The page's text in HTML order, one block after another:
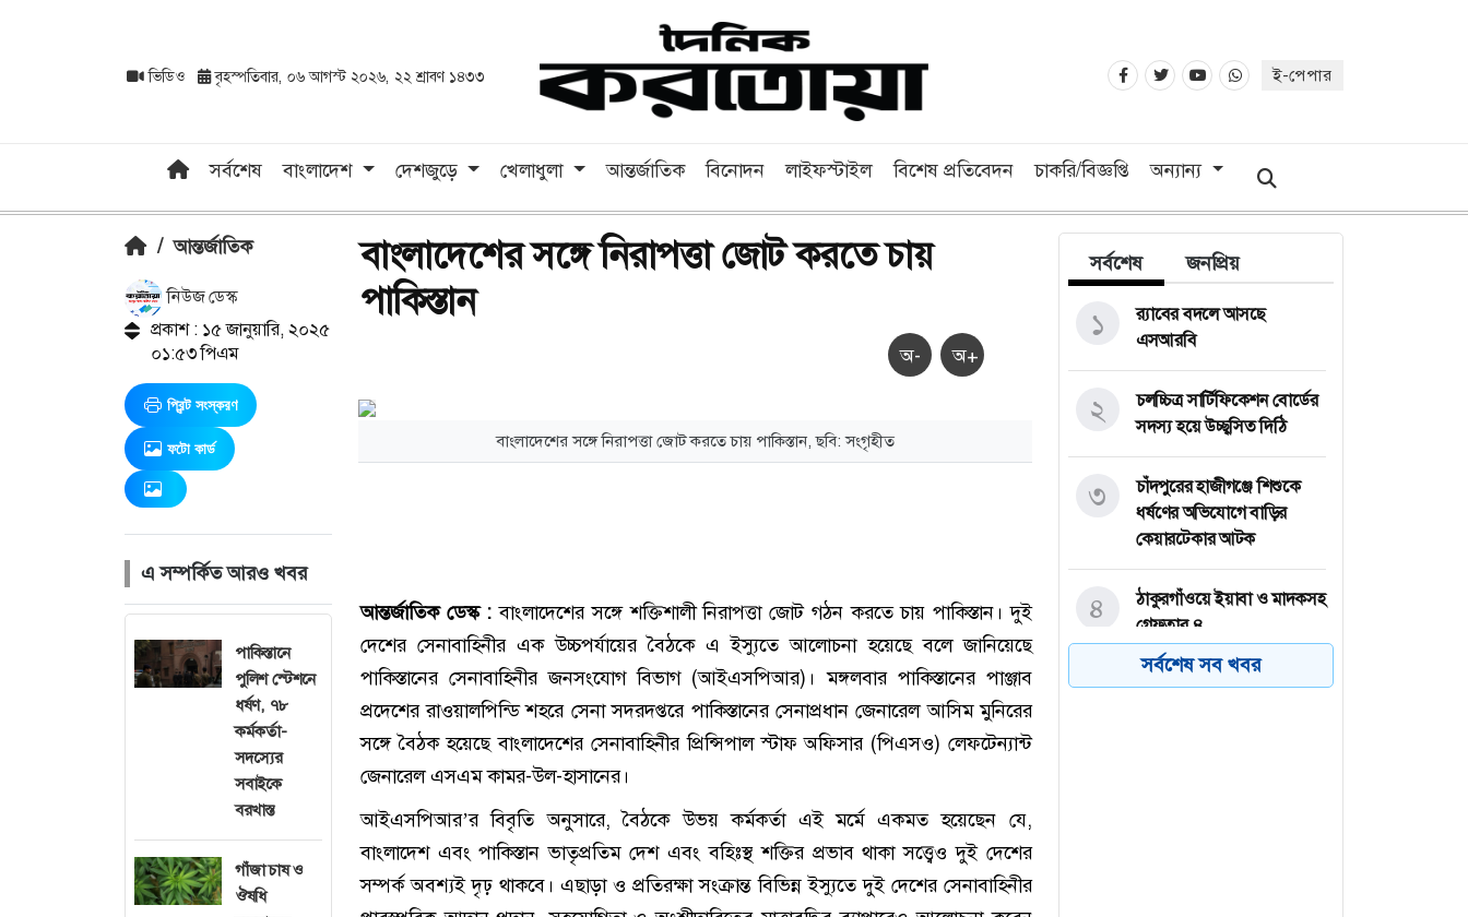
ভিডিও বৃহস্পতিবার, ০৬ আগস্ট ২০২৬, ২২ শ্রাবণ ১৪৩৩ ই-পেপার
সর্বশেষ বাংলাদেশ দেশজুড়ে খেলাধুলা আন্তর্জাতিক বিনোদন লাইফস্টাইল বিশেষ প্রতিবেদন চাকরি/বিজ্ঞপ্তি অন্যান্য
/ আন্তর্জাতিক
নিউজ ডেস্ক
প্রকাশ : ১৫ জানুয়ারি, ২০২৫
০১:৫৩ পিএম
প্রিন্ট সংস্করণ
ফটো কার্ড
এ সম্পর্কিত আরও খবর
পাকিস্তানে
পুলিশ স্টেশনে
ধর্ষণ, ৭৮
কর্মকর্তা-
সদস্যের
সবাইকে
বরখাস্ত
গাঁজা চাষ ও
ঔষধি
বাংলাদেশের সঙ্গে নিরাপত্তা জোট করতে চায়
পাকিস্তান
অ- অ+
বাংলাদেশের সঙ্গে নিরাপত্তা জোট করতে চায় পাকিস্তান, ছবি: সংগৃহীত
আন্তর্জাতিক ডেস্ক :বাংলাদেশের সঙ্গে শক্তিশালী নিরাপত্তা জোট গঠন করতে চায় পাকিস্তান। দুই
দেশের সেনাবাহিনীর এক উচ্চপর্যায়ের বৈঠকে এ ইস্যুতে আলোচনা হয়েছে বলে জানিয়েছে
পাকিস্তানের সেনাবাহিনীর জনসংযোগ বিভাগ (আইএসপিআর)। মঙ্গলবার পাকিস্তানের পাঞ্জাব
প্রদেশের রাওয়ালপিন্ডি শহরে সেনা সদরদপ্তরে পাকিস্তানের সেনাপ্রধান জেনারেল আসিম মুনিরের
সঙ্গে বৈঠক হয়েছে বাংলাদেশের সেনাবাহিনীর প্রিন্সিপাল স্টাফ অফিসার (পিএসও) লেফটেন্যান্ট
জেনারেল এসএম কামর-উল-হাসানের।
আইএসপিআর’র বিবৃতি অনুসারে, বৈঠকে উভয় কর্মকর্তা এই মর্মে একমত হয়েছেন যে,
বাংলাদেশ এবং পাকিস্তান ভাতৃপ্রতিম দেশ এবং বহিঃস্থ শক্তির প্রভাব থাকা সত্ত্বেও দুই দেশের
সম্পর্ক অবশ্যই দৃঢ় থাকবে। এছাড়া ও প্রতিরক্ষা সংক্রান্ত বিভিন্ন ইস্যুতে দুই দেশের সেনাবাহিনীর
সর্বশেষ জনপ্রিয়
র‍্যাবের বদলে আসছে
এসআরবি
১
চলচ্চিত্র সার্টিফিকেশন বোর্ডের
সদস্য হয়ে উচ্ছ্বসিত দিঠি
২
চাঁদপুরের হাজীগঞ্জে শিশুকে
ধর্ষণের অভিযোগে বাড়ির
কেয়ারটেকার আটক
৩
ঠাকুরগাঁওয়ে ইয়াবা ও মাদকসহ
গ্রেফতার ৪
৪
শেখ হাসিনাকে ভারত
৫
সর্বশেষ সব খবর